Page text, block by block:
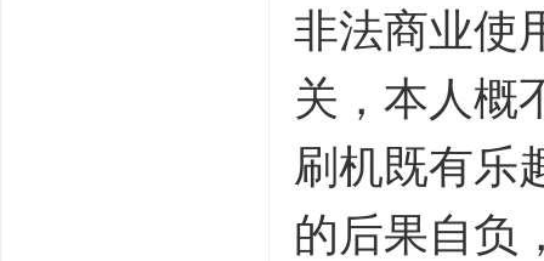
非法商业使
关，本人概
刷机既有乐
的后果自负